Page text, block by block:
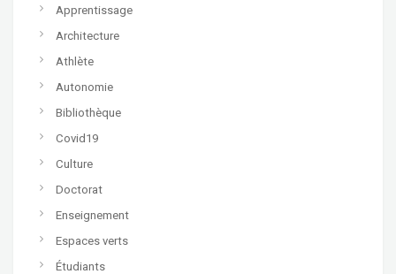
Apprentissage
Architecture
Athlète
Autonomie
Bibliothèque
Covid19
Culture
Doctorat
Enseignement
Espaces verts
Étudiants